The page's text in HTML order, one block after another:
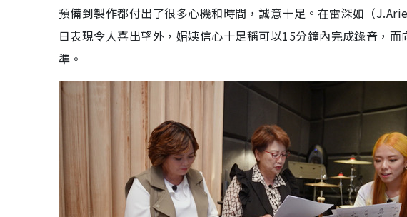
預備到製作都付出了很多心機和時間，誠意十足。在雷深如（
日表現令人喜出望外，媚姨信心十足稱可以15分鐘內完成錄音，
準。